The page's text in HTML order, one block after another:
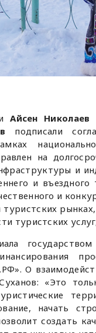
Айсен Николаев
подписали
на
и
и
и
туристских
О
«Это
начать
создать